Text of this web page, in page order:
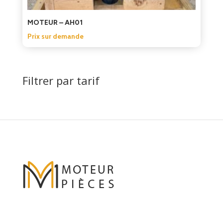
MOTEUR – AH01
Prix sur demande
Filtrer par tarif